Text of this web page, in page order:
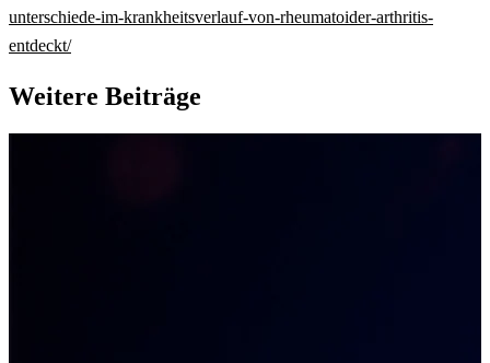
unterschiede-im-krankheitsverlauf-von-rheumatoider-arthritis-
entdeckt/
Weitere Beiträge